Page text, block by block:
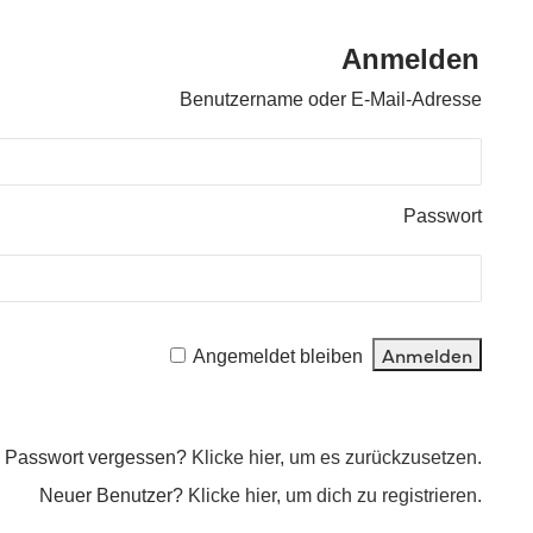
Anmelden
Benutzername oder E-Mail-Adresse
Passwort
Angemeldet bleiben
Passwort vergessen? Klicke hier, um es zurückzusetzen.
Neuer Benutzer? Klicke hier, um dich zu registrieren.